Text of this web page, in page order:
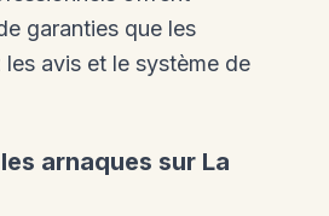
garanties que les
avis et le système de
arnaques sur La